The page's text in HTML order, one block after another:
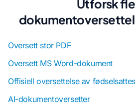
Utforsk
Oversett stor PDF
Oversett MS Word-dokument
Offisiell oversettelse av
AI-dokumentoversetter